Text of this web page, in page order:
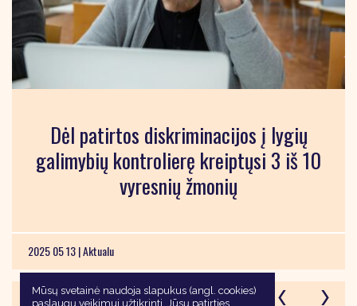
Dėl patirtos diskriminacijos į lygių
galimybių kontrolierę kreiptųsi 3 iš 10
vyresnių žmonių
2025 05 13 |Aktualu
Mūsų svetainė naudoja slapukus (angl. cookies)
paslaugų veikimui užtikrinti, Jūsų patirties